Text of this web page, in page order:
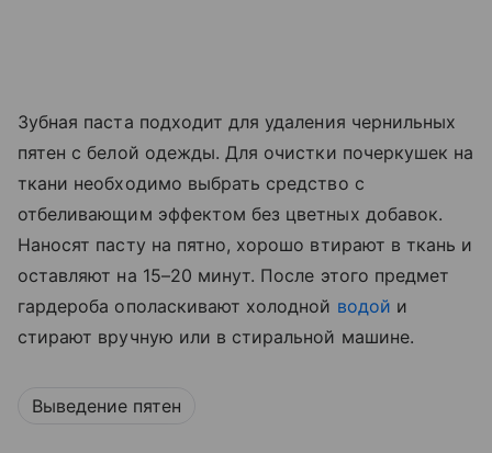
Зубная паста подходит для удаления чернильных
пятен с белой одежды. Для очистки почеркушек на
ткани необходимо выбрать средство с
отбеливающим эффектом без цветных добавок.
Наносят пасту на пятно, хорошо втирают в ткань и
оставляют на 15–20 минут. После этого предмет
гардероба ополаскивают холодной водой и
стирают вручную или в стиральной машине.
Выведение пятен